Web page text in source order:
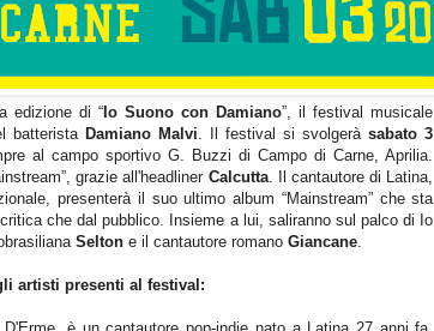
edizione di “Io Suono con Damiano”, il festival musicale
batterista Damiano Malvi . Il festival si svolgeràsabato 3
al campo sportivo G. Buzzi di Campo di Carne, Aprilia.
grazie all'headliner Calcutta. Il cantautore di Latina,
presenterà il suo ultimo album “Mainstream” che sta
che dal pubblico . Insieme a lui, saliranno sul palco di Io
Selton e il cantautore romano Giancane
artisti presenti al festival: